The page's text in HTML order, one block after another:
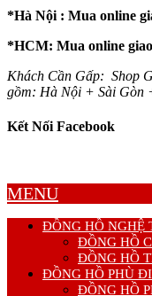
*Hà Nội : Mua online
*HCM: Mua online
Khách Cần Gấp: Shop
gồm: Hà Nội + Sài
Kết Nối Facebook
MENU
ĐỒNG HỒ NGHỆ
ĐỒNG HỒ
ĐỒNG HỒ
ĐỒNG HỒ PHÙ
ĐỒNG HỒ